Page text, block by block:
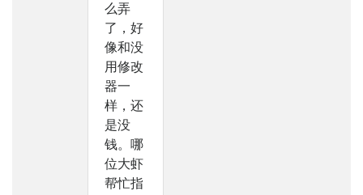
么弄
了，好
像和没
用修改
器一
样，还
是没
钱。哪
位大虾
帮忙指